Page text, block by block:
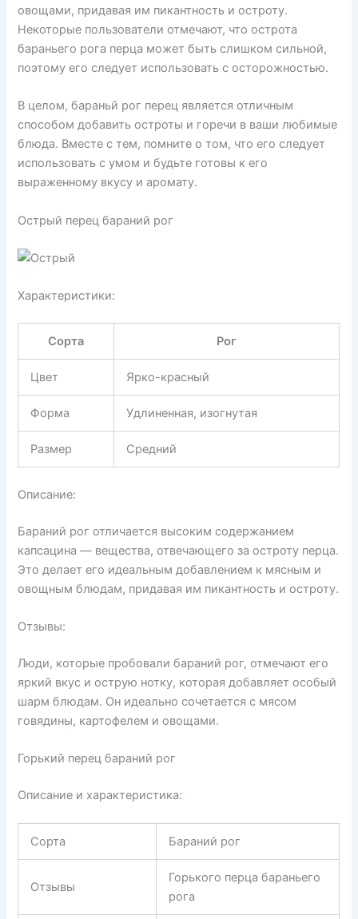
овощами, придавая им пикантность и остроту.
Некоторые пользователи отмечают, что острота
бараньего рога перца может быть слишком сильной,
поэтому его следует использовать с осторожностью.
В целом, бараньй рог перец является отличным
способом добавить остроты и горечи в ваши любимые
блюда. Вместе с тем, помните о том, что его следует
использовать с умом и будьте готовы к его
выраженному вкусу и аромату.
Острый перец бараний рог
Характеристики:
Сорта Рог
Цвет Ярко-красный
Форма Удлиненная, изогнутая
Размер Средний
Описание:
Бараний рог отличается высоким содержанием
капсацина — вещества, отвечающего за остроту перца.
Это делает его идеальным добавлением к мясным и
овощным блюдам, придавая им пикантность и остроту.
Отзывы:
Люди, которые пробовали бараний рог, отмечают его
яркий вкус и острую нотку, которая добавляет особый
шарм блюдам. Он идеально сочетается с мясом
говядины, картофелем и овощами.
Горький перец бараний рог
Описание и характеристика:
Сорта Бараний рог
Отзывы
Горького перца бараньего
рога